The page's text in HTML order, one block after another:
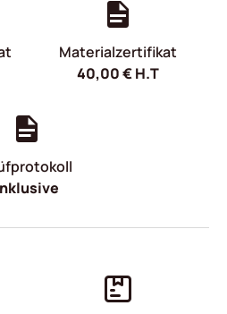
Materialzertifikat
40,00€H.T